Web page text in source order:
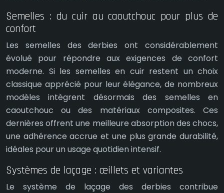
Semelles : du cuir au caoutchouc pour plus de
confort
Les semelles des derbies ont considérablement
évolué pour répondre aux exigences de confort
moderne. Si les semelles en cuir restent un choix
classique apprécié pour leur élégance, de nombreux
modèles intègrent désormais des semelles en
caoutchouc ou des matériaux composites. Ces
dernières offrent une meilleure absorption des chocs,
une adhérence accrue et une plus grande durabilité,
idéales pour un usage quotidien intensif.
Systèmes de laçage : œillets et variantes
Le système de laçage des derbies contribue